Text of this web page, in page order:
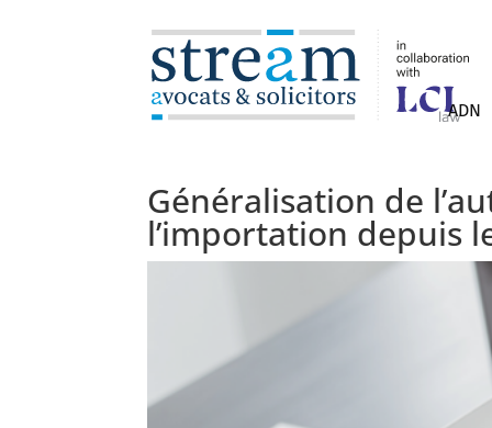
ADN
Généralisation de
l’importation depuis